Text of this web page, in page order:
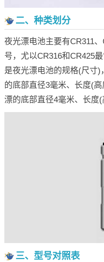
二、种类划分
夜光漂电池主要有CR311
号，尤以CR316和CR425
是夜光漂电池的规格(尺寸)
的底部直径3毫米、长度(
漂的底部直径4毫米、长度(
三、型号对照表